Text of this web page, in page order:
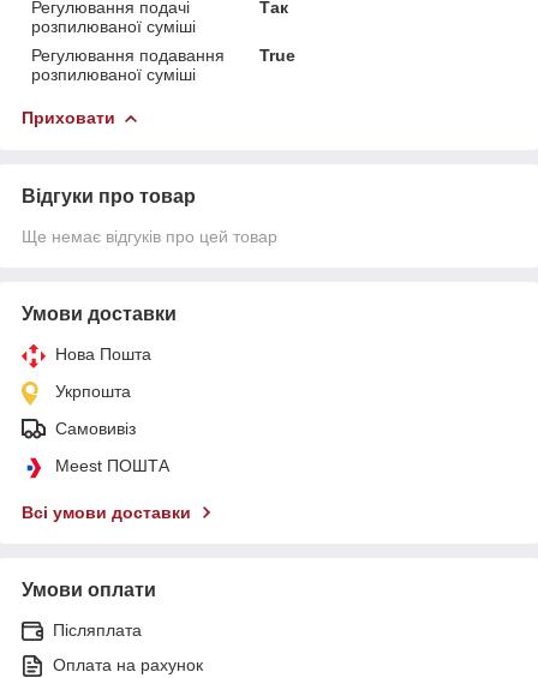
Регулювання подачі
розпилюваної суміші
Так
Регулювання подавання
розпилюваної суміші
True
Приховати
Відгуки про товар
Ще немає відгуків про цей товар
Умови доставки
Нова Пошта
Укрпошта
Самовивіз
Meest ПОШТА
Всі умови доставки
Умови оплати
Післяплата
Оплата на рахунок